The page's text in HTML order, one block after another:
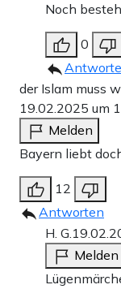
Noch
0
der Islam muss
19.02.2025 um
Melden
Bayern liebt
12
Antworten
H. G.
Melden